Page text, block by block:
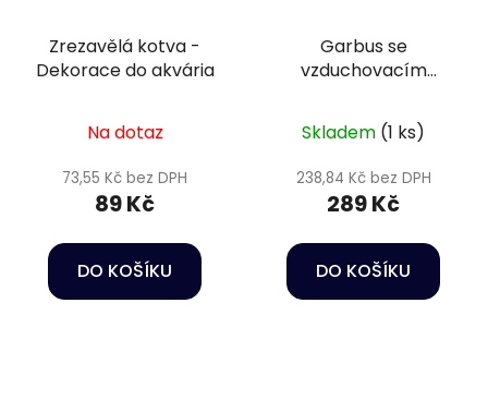
Zrezavělá kotva -
Dekorace do akvária
Na dotaz
73,55 Kč bez DPH
89 Kč
DO KOŠÍKU
Garbus se
vzduchovacím
do akvária
Skladem (1 ks)
238,84 Kč bez DPH
289 Kč
DO KOŠÍKU